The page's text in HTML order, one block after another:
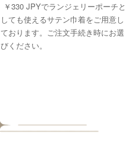
￥330 JPYでランジェリーポーチと
しても使えるサテン巾着をご用意し
ております。ご注文手続き時にお選
びください。